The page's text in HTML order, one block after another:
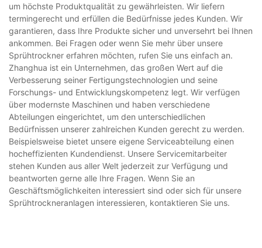
um höchste Produktqualität zu gewährleisten. Wir liefern
termingerecht und erfüllen die Bedürfnisse jedes Kunden. Wir
garantieren, dass Ihre Produkte sicher und unversehrt bei Ihnen
ankommen. Bei Fragen oder wenn Sie mehr über unsere
Sprühtrockner erfahren möchten, rufen Sie uns einfach an.
Zhanghua ist ein Unternehmen, das großen Wert auf die
Verbesserung seiner Fertigungstechnologien und seine
Forschungs- und Entwicklungskompetenz legt. Wir verfügen
über modernste Maschinen und haben verschiedene
Abteilungen eingerichtet, um den unterschiedlichen
Bedürfnissen unserer zahlreichen Kunden gerecht zu werden.
Beispielsweise bietet unsere eigene Serviceabteilung einen
hocheffizienten Kundendienst. Unsere Servicemitarbeiter
stehen Kunden aus aller Welt jederzeit zur Verfügung und
beantworten gerne alle Ihre Fragen. Wenn Sie an
Geschäftsmöglichkeiten interessiert sind oder sich für unsere
Sprühtrockneranlagen interessieren, kontaktieren Sie uns.